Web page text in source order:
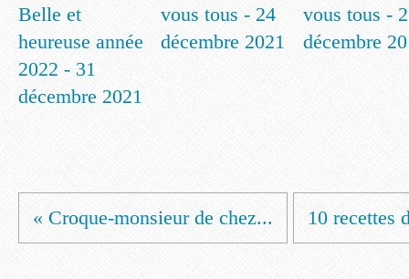
Belle et
heureuse année
2022 - 31
décembre 2021
vous tous - 24
décembre 2021
vous tous -
décembre
« Croque-monsieur de chez... 10 recettes